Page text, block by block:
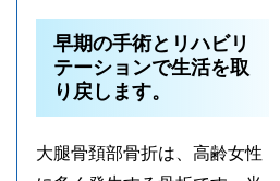
早期の手術とリハビリ
テーションで生活を取
り戻します。
大腿骨頚部骨折は、高齢女性